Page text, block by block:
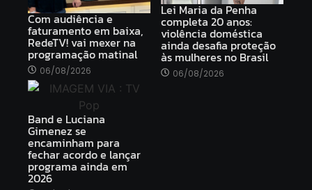
Com audiência e
faturamento em baixa,
RedeTV! vai mexer na
programação matinal
06/08/2026
Lei Maria da Penha
completa 20 anos:
violência doméstica
ainda desafia proteção
às mulheres no Brasil
06/08/2026
Band e Luciana
Gimenez se
encaminham para
fechar acordo e lançar
programa ainda em
2026